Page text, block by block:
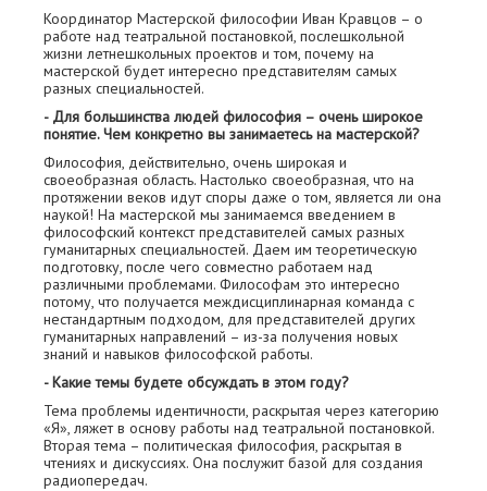
Координатор Мастерской философии Иван Кравцов – о
работе над театральной постановкой, послешкольной
жизни летнешкольных проектов и том, почему на
мастерской будет интересно представителям самых
разных специальностей.
- Для большинства людей философия – очень широкое
понятие. Чем конкретно вы занимаетесь на мастерской?
Философия, действительно, очень широкая и
своеобразная область. Настолько своеобразная, что на
протяжении веков идут споры даже о том, является ли она
наукой! На мастерской мы занимаемся введением в
философский контекст представителей самых разных
гуманитарных специальностей. Даем им теоретическую
подготовку, после чего совместно работаем над
различными проблемами. Философам это интересно
потому, что получается междисциплинарная команда с
нестандартным подходом, для представителей других
гуманитарных направлений – из-за получения новых
знаний и навыков философской работы.
- Какие темы будете обсуждать в этом году?
Тема проблемы идентичности, раскрытая через категорию
«Я», ляжет в основу работы над театральной постановкой.
Вторая тема – политическая философия, раскрытая в
чтениях и дискуссиях. Она послужит базой для создания
радиопередач.